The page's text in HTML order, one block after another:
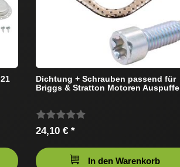
Dichtung + Schrauben passend für
Briggs & Stratton Motoren Auspuffe
24,10 € *
In den Warenkorb